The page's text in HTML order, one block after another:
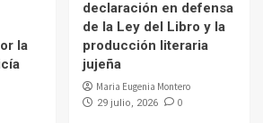
la
declaración en defensa
de la Ley del Libro y la
producción literaria
jujeña
Maria Eugenia Montero
29 julio, 2026 0